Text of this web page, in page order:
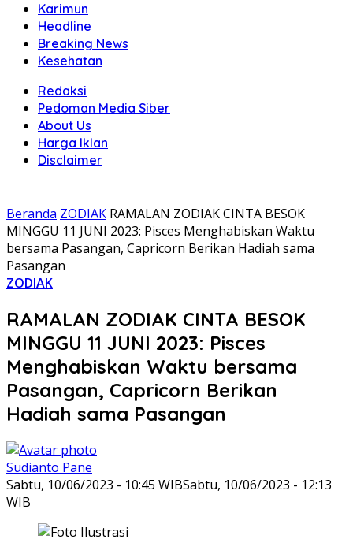
Karimun
Headline
Breaking News
Kesehatan
Redaksi
Pedoman Media Siber
About Us
Harga Iklan
Disclaimer
Beranda ZODIAK RAMALAN ZODIAK CINTA BESOK
MINGGU 11 JUNI 2023: Pisces Menghabiskan Waktu
bersama Pasangan, Capricorn Berikan Hadiah sama
Pasangan
ZODIAK
RAMALAN ZODIAK CINTA BESOK
MINGGU 11 JUNI 2023: Pisces
Menghabiskan Waktu bersama
Pasangan, Capricorn Berikan
Hadiah sama Pasangan
Sudianto Pane
Sabtu, 10/06/2023 - 10:45 WIBSabtu, 10/06/2023 - 12:13
WIB